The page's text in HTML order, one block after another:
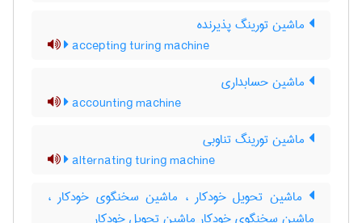
ماشین تورینگ پذیرنده
accepting turing machine
ماشین حسابداری
accounting machine
ماشین تورینگ تناوبی
alternating turing machine
ماشین تحویل خودکار ، ماشین سخنگوی خودکار ،